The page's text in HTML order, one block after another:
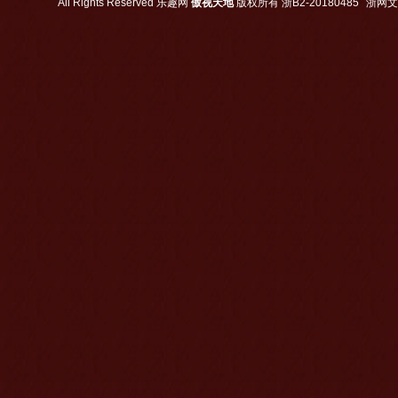
All Rights Reserved 乐趣网 傲视天地版权所有 浙B2-20180485 浙网